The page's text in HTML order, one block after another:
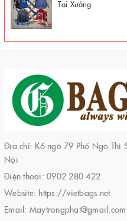
Tại Xưởng
Địa chỉ: K6 ngõ 79 Phố Ngô Thì
Nội
Điện thoại: 0902 280 422
Website: https://vietbags.net
Email: Maytrongphat@gmail.com